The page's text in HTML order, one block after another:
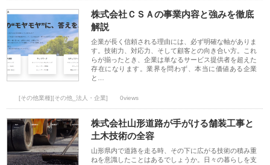
株式会社ＣＳＡの事業内容と強みを徹底
解説
企業が長く信頼される理由には、必ず明確な軸がありま
す。技術力、対応力、そして顧客との向き合い方。これ
らが揃ったとき、企業は単なるサービス提供者を超えた
存在になります。業界を問わず、本当に価値ある企業
と…
[その他業種][その他_法人・企業] 0views
株式会社山形道路が手がける舗装工事と
土木技術の全容
山形県内で道路を走る時、その下に広がる技術の積み重
ねを意識したことはあるでしょうか。日々の暮らしを支